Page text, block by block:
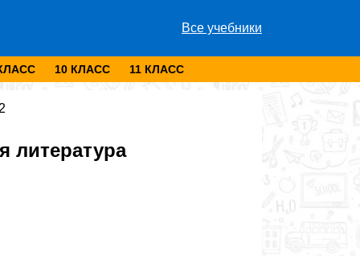
Все учебники
10 КЛАСС 11 КЛАСС
литература